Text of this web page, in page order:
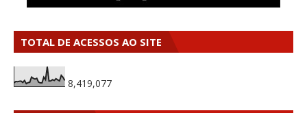
TOTAL DE ACESSOS AO SITE
8,419,077